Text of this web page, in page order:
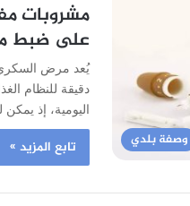
وصفة بلدي
مشروبات
على ضبط
يُعد مرض السكري
دقيقة للنظام
اليومية، إذ
تابع المزيد »